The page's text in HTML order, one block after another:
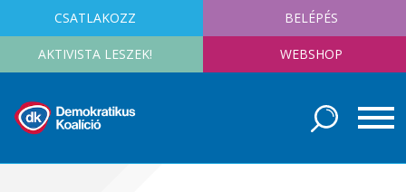
CSATLAKOZZ BELÉPÉS
AKTIVISTA LESZEK! WEBSHOP